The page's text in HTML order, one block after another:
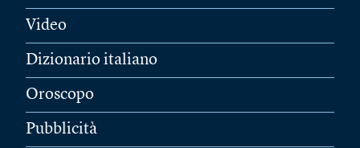
Video
Dizionario italiano
Oroscopo
Pubblicità